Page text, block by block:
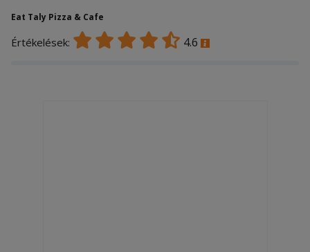
Eat Taly Pizza & Cafe
Értékelések: 4.6